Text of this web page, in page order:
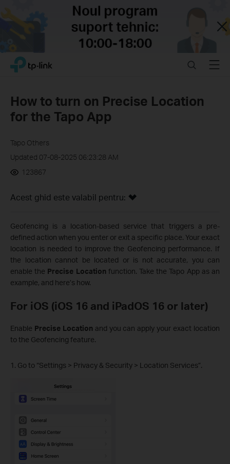
Close
Click
navigation
bar
TP-Link, Reliably Smart SearchMenu
How to turn on Precise Location
for the Tapo App
Tapo Others
Updated 07-08-2025 06:23:28 AM
123867
Acest ghid este valabil pentru:
Geofencing is a location-based service that triggers a pre-
defined action when you enter or exit a specific place. Your exact
location is needed to improve the Geofencing performance. If
the location cannot be located or is not accurate, you can
enable the Precise Location function. Take the Tapo App as an
example, and here’s how.
For iOS (iOS 16 and iPadOS 16 or later)
Enable Precise Location and you can apply your exact location
to the Geofencing feature.
1. Go to “Settings > Privacy & Security > Location Services”.